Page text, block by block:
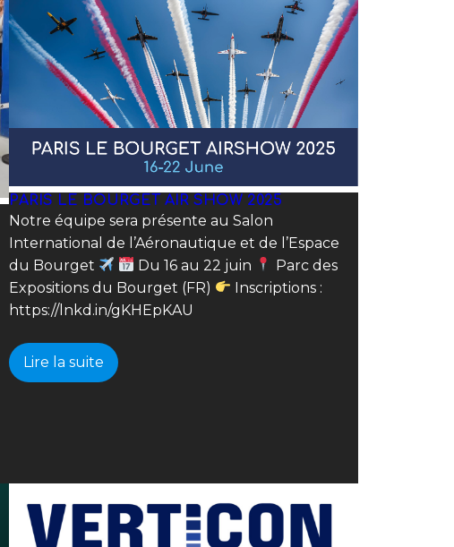
PARIS LE BOURGET AIR SHOW 2025
Notre équipe sera présente au Salon
International de l’Aéronautique et de l’Espace
du Bourget
Du 16 au 22 juin
Parc des
Expositions du Bourget (FR)
Inscriptions :
https://lnkd.in/gKHEpKAU
Lire la suite